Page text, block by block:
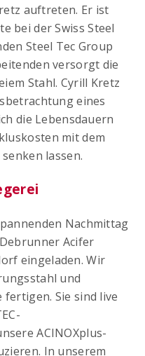
auftreten. Er ist
bei der Swiss Steel
Steel Tec Group
versorgt die
Stahl. Cyrill Kretz
eines
die Lebensdauern
mit dem
lassen.
Nachmittag
Acifer
eingeladen. Wir
und
Sie sind live
ACINOXplus-
In unserem